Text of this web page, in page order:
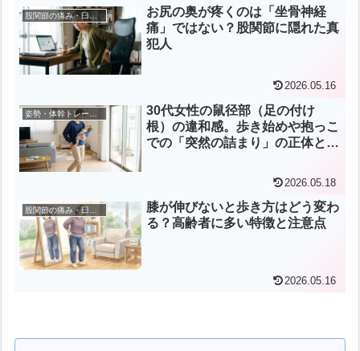
股関節の痛み・臼蓋形成不全
お尻の奥が疼くのは「坐骨神経
痛」ではない？股関節に隠れた真
犯人
2026.05.16
30代女性の鼠径部（足の付け
根）の違和感。歩き始めや抱っこ
での「突然の詰まり」の正体と
2026.05.18
股関節の痛み・臼蓋形成不全
膝が伸びないと歩き方はどう変わ
る？高齢者に多い特徴と注意点
2026.05.16